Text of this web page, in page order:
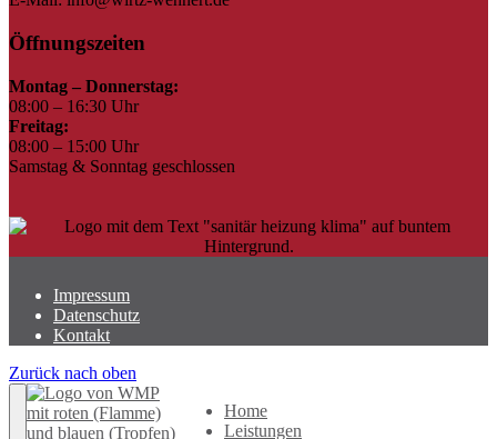
Öffnungszeiten
Montag – Donnerstag:
08:00 – 16:30 Uhr
Freitag:
08:00 – 15:00 Uhr
Samstag & Sonntag geschlossen
Impressum
Datenschutz
Kontakt
Zurück nach oben
Home
Leistungen